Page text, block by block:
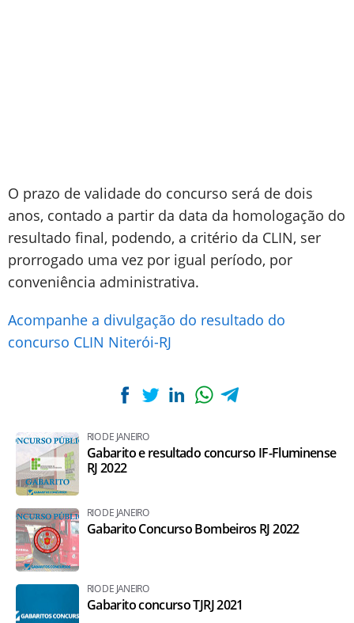
O prazo de validade do concurso será de dois
anos, contado a partir da data da homologação do
resultado final, podendo, a critério da CLIN, ser
prorrogado uma vez por igual período, por
conveniência administrativa.
Acompanhe a divulgação do resultado do
concurso CLIN Niterói-RJ
RIO DE JANEIRO
Gabarito e resultado concurso IF-Fluminense
RJ 2022
RIO DE JANEIRO
Gabarito Concurso Bombeiros RJ 2022
RIO DE JANEIRO
Gabarito concurso TJRJ 2021